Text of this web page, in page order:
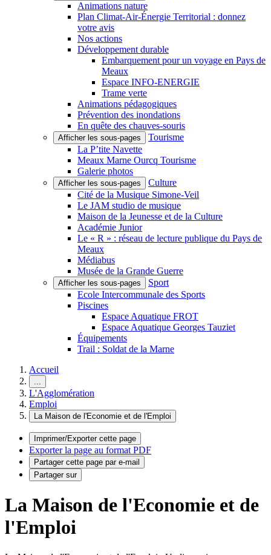
Animations nature
Plan Climat-Air-Énergie Territorial : donnez
votre avis
Nos actions
Développement durable
Embarquement pour un voyage en Pays de
Meaux
Espace INFO-ENERGIE
Trame verte
Animations pédagogiques
Prévention des inondations
En quête des chauves-souris
Afficher les sous-pages
Tourisme
La P’tite Navette
Meaux Marne Ourcq Tourisme
Galerie photos
Afficher les sous-pages
Culture
Cité de la Musique Simone-Veil
Le JAM studio de musique
Maison de la Jeunesse et de la Culture
Académie Junior
Le « R » : réseau de lecture publique du Pays de
Meaux
Médiabus
Musée de la Grande Guerre
Afficher les sous-pages
Sport
Ecole Intercommunale des Sports
Piscines
Espace Aquatique FROT
Espace Aquatique Georges Tauziet
Équipements
Trail : Soldat de la Marne
Accueil
...
L'Agglomération
Emploi
La Maison de l'Economie et de l'Emploi
Imprimer/Exporter cette page
Exporter la page au format PDF
Partager cette page par e-mail
Partager sur
La Maison de l'Economie et de
l'Emploi